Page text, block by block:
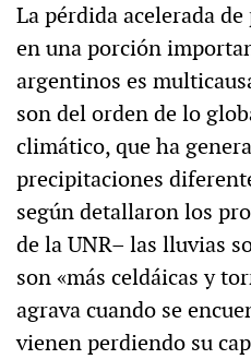
La pérdida acelerada
en una porción
argentinos es
son del orden de lo
climático, que ha
precipitaciones
según detallaron los
de la UNR– las lluvias
son «más celdáicas y
agrava cuando se
vienen perdiendo su